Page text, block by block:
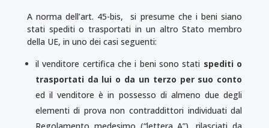
A norma dell’art. 45-bis, si presume che i beni siano
stati spediti o trasportati in un altro Stato membro
della UE, in uno dei casi seguenti:
il venditore certifica che i beni sono stati spediti o
trasportati da lui o da un terzo per suo conto
ed il venditore è in possesso di almeno due degli
elementi di prova non contraddittori individuati dal